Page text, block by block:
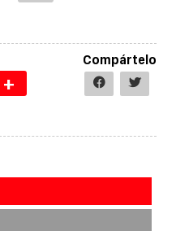
+
Compártelo